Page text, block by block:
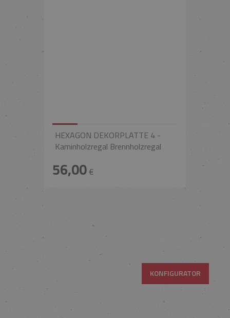
HEXAGON DEKORPLATTE 4 -
Kaminholzregal Brennholzregal
56,00€
KONFIGURATOR